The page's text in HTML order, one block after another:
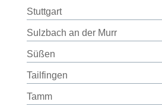
Stuttgart
Sulzbach an der Murr
Süßen
Tailfingen
Tamm